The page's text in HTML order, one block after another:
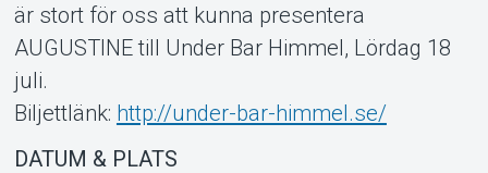
är stort för oss att kunna presentera
AUGUSTINE till Under Bar Himmel, Lördag 18
juli.
Biljettlänk: http://under-bar-himmel.se/
DATUM & PLATS